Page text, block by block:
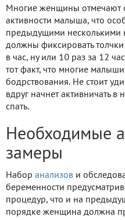
Многие женщины отмечают
активности малыша, что
предыдущими несколькими
должны фиксировать
в час, ну или 10 раз за 12
тот факт, что многие
бодрствования. Не стоит
вдруг начнет активничать
спать.
Необходимые
замеры
Набор анализов и
беременности
процедур, что и на
порядке женщина должна